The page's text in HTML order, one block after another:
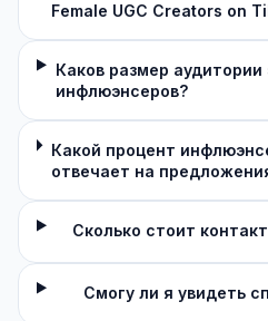
Female UGC Creators on
Каков размер аудитории
инфлюэнсеров?
Какой процент
отвечает на
Сколько стоит
Смогу ли я увидеть